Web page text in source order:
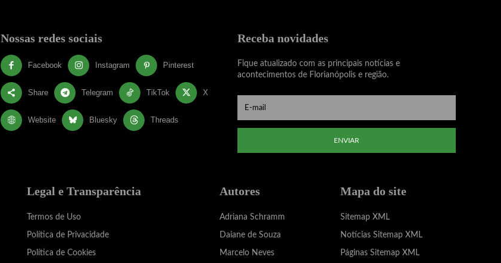
Nossas redes sociais
Facebook Instagram Pinterest
Share Telegram TikTok X
Website Bluesky Threads
Receba novidades
Fique atualizado com as principais notícias e
acontecimentos de Florianópolis e região.
ENVIAR
Legal e Transparência
Termos de Uso
Política de Privacidade
Política de Cookies
Autores
Adriana Schramm
Daiane de Souza
Marcelo Neves
Mapa do site
Sitemap XML
Notícias Sitemap XML
Páginas Sitemap XML